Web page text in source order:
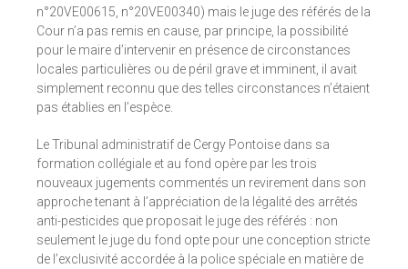
n°20VE00615, n°20VE00340) mais le juge des référés de la
Cour n’a pas remis en cause, par principe, la possibilité
pour le maire d’intervenir en présence de circonstances
locales particulières ou de péril grave et imminent, il avait
simplement reconnu que des telles circonstances n’étaient
pas établies en l’espèce.
Le Tribunal administratif de Cergy Pontoise dans sa
formation collégiale et au fond opère par les trois
nouveaux jugements commentés un revirement dans son
approche tenant à l’appréciation de la légalité des arrêtés
anti-pesticides que proposait le juge des référés : non
seulement le juge du fond opte pour une conception stricte
de l’exclusivité accordée à la police spéciale en matière de